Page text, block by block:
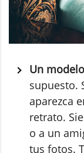
Un
supuesto.
aparezca
retrato.
o a un
tus fotos.